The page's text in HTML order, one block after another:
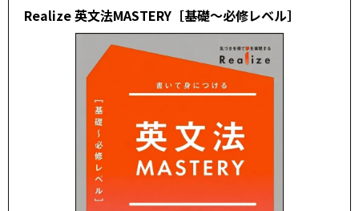
Realize 英文法MASTERY［基礎～必修レベル］